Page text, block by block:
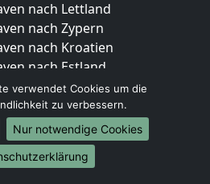
nach Lettland
nach Zypern
nach Kroatien
nach Estland
nach Finnland
nach Frankreich
nach Griechenland
nach Italien
nach Liechtenstein
verwendet Cookies um die
zu verbessern.
Nur notwendige Cookies